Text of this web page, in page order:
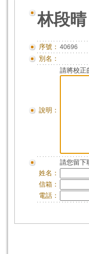
林段晴
序號： 40696
別名：
說明：
請將校正
請您留下
姓名：
信箱：
電話：